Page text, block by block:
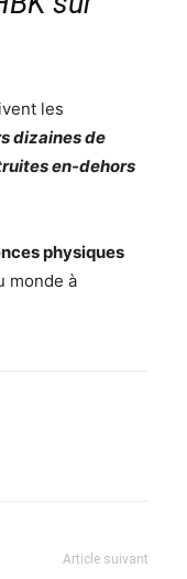
les
dizaines de
en-dehors
physiques
monde à
Article suivant